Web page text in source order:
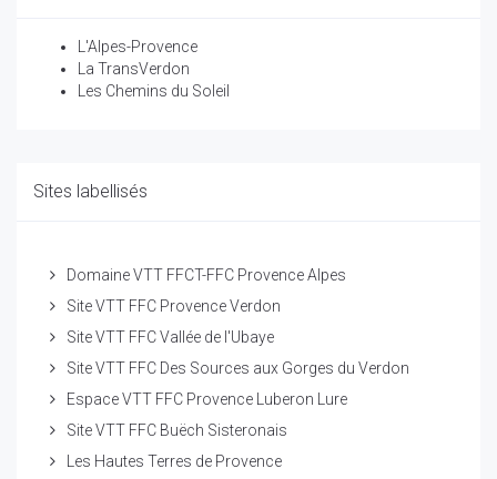
L'Alpes-Provence
La TransVerdon
Les Chemins du Soleil
Sites labellisés
Domaine VTT FFCT-FFC Provence Alpes
Site VTT FFC Provence Verdon
Site VTT FFC Vallée de l'Ubaye
Site VTT FFC Des Sources aux Gorges du Verdon
Espace VTT FFC Provence Luberon Lure
Site VTT FFC Buëch Sisteronais
Les Hautes Terres de Provence